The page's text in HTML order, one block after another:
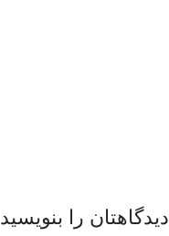
دیدگاهتان را بنویسید